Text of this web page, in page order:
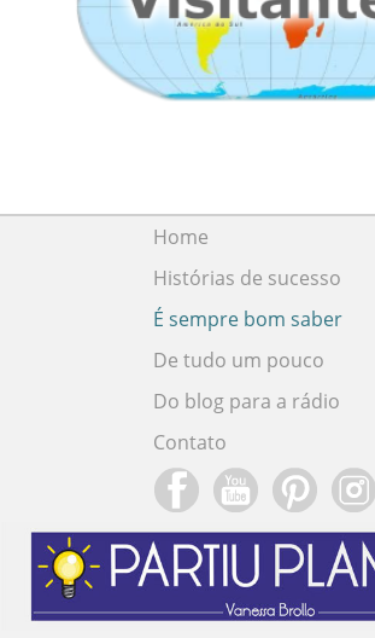
Home
Histórias de sucesso
É sempre bom saber
De tudo um pouco
Do blog para a rádio
Contato